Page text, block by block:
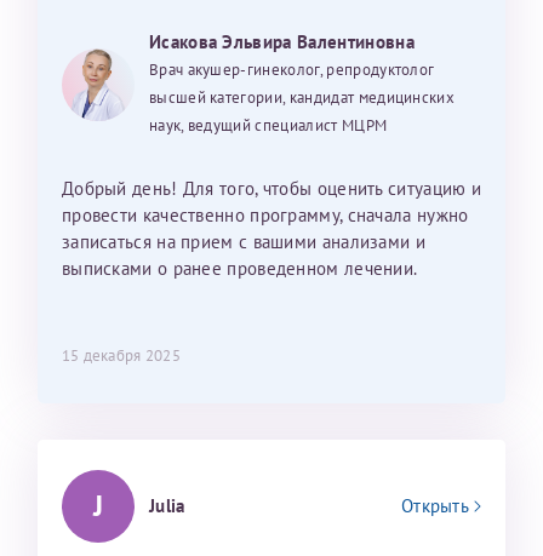
Исакова Эльвира Валентиновна
Врач акушер-гинеколог, репродуктолог
высшей категории, кандидат медицинских
наук, ведущий специалист МЦРМ
Добрый день! Для того, чтобы оценить ситуацию и
провести качественно программу, сначала нужно
записаться на прием с вашими анализами и
выписками о ранее проведенном лечении.
15 декабря 2025
J Julia Открыть